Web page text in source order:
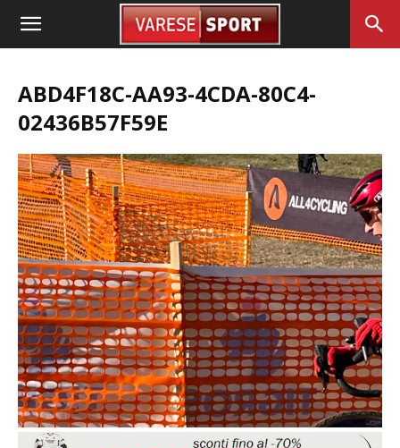
ABD4F18C-AA93-4CDA-80C4-
02436B57F59E